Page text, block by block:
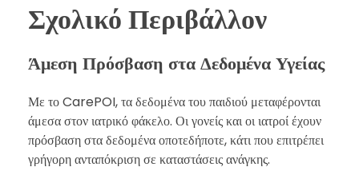
Σχολικό Περιβάλλον
Άμεση Πρόσβαση στα Δεδομένα Υγείας
Με το CarePOI, τα δεδομένα του παιδιού μεταφέρονται
άμεσα στον ιατρικό φάκελο. Οι γονείς και οι ιατροί έχουν
πρόσβαση στα δεδομένα οποτεδήποτε, κάτι που επιτρέπει
γρήγορη ανταπόκριση σε καταστάσεις ανάγκης.